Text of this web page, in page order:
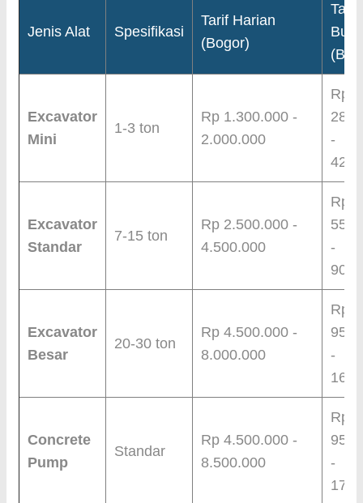
Jenis Alat Spesifikasi
Tarif Harian
(Bogor)
Tarif
Excavator
Mini
1-3 ton
Rp 1.300.000 -
2.000.000
Rp
-
Excavator
Standar
7-15 ton
Rp 2.500.000 -
4.500.000
Rp
-
Excavator
Besar
20-30 ton
Rp 4.500.000 -
8.000.000
Rp
-
Concrete
Pump
Standar
Rp 4.500.000 -
8.500.000
Rp
-